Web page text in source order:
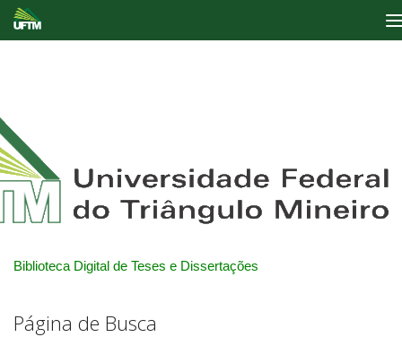
Biblioteca Digital de Teses e Dissertações
Página de Busca